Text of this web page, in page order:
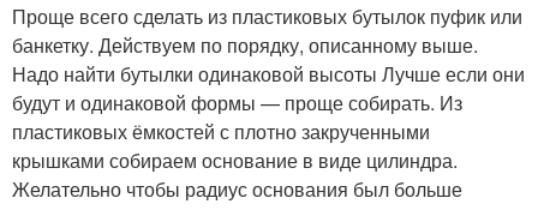
Проще всего сделать из пластиковых бутылок пуфик или
банкетку. Действуем по порядку, описанному выше.
Надо найти бутылки одинаковой высоты Лучше если они
будут и одинаковой формы — проще собирать. Из
пластиковых ёмкостей с плотно закрученными
крышками собираем основание в виде цилиндра.
Желательно чтобы радиус основания был больше